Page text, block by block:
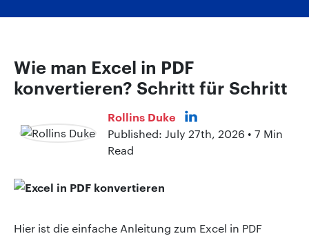
Wie man Excel in PDF
konvertieren? Schritt für Schritt
Rollins Duke
Published: July 27th, 2026 • 7 Min
Read
Hier ist die einfache Anleitung zum Excel in PDF